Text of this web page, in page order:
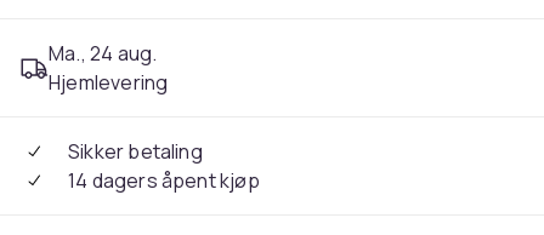
Ma., 24 aug.
Hjemlevering
Sikker betaling
14 dagers åpent kjøp